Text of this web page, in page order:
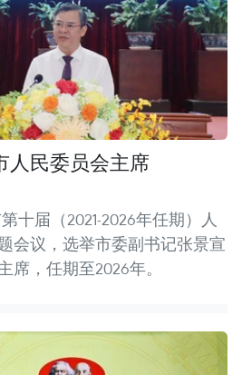
人民委员会主席
十届（2021-2026年任期）人
会议，选举市委副书记张景宣
席，任期至2026年。